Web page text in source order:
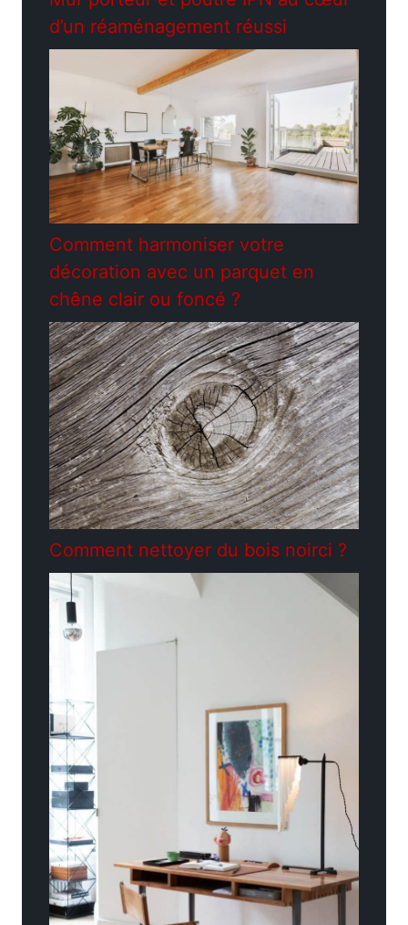
d’un réaménagement réussi
Comment harmoniser votre
décoration avec un parquet en
chêne clair ou foncé ?
Comment nettoyer du bois noirci ?